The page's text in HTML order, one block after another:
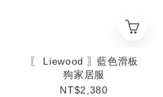
〖 Liewood 〗藍色滑板
狗家居服
NT$2,380